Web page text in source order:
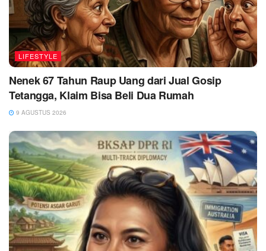
LIFESTYLE
Nenek 67 Tahun Raup Uang dari Jual Gosip
Tetangga, Klaim Bisa Beli Dua Rumah
9 AGUSTUS 2026